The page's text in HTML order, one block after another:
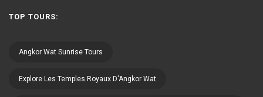
TOP TOURS:
Angkor Wat Sunrise Tours
Explore Les Temples Royaux D'Angkor Wat